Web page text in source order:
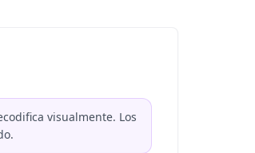
visualmente. Los